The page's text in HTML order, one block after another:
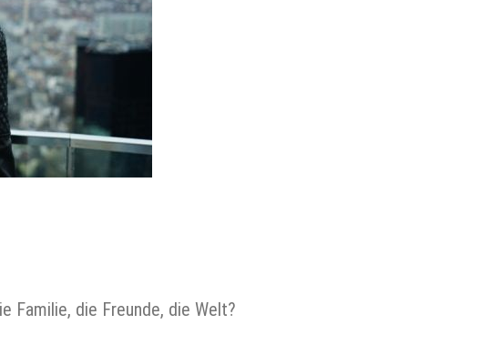
Familie, die Freunde, die Welt?